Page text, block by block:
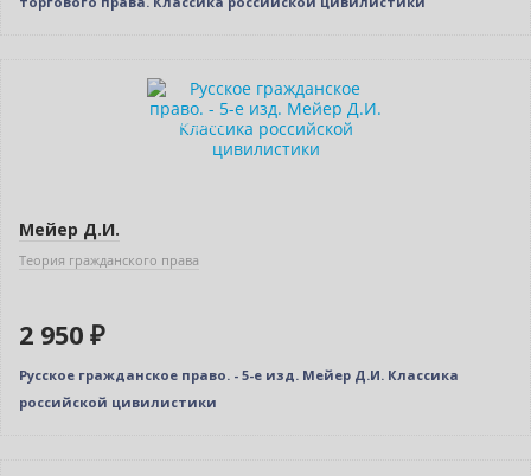
Индивидуальный подход
Мейер Д.И.
Теория гражданского права
2 950 ₽
Русское гражданское право. - 5-е изд. Мейер Д.И. Классика
российской цивилистики